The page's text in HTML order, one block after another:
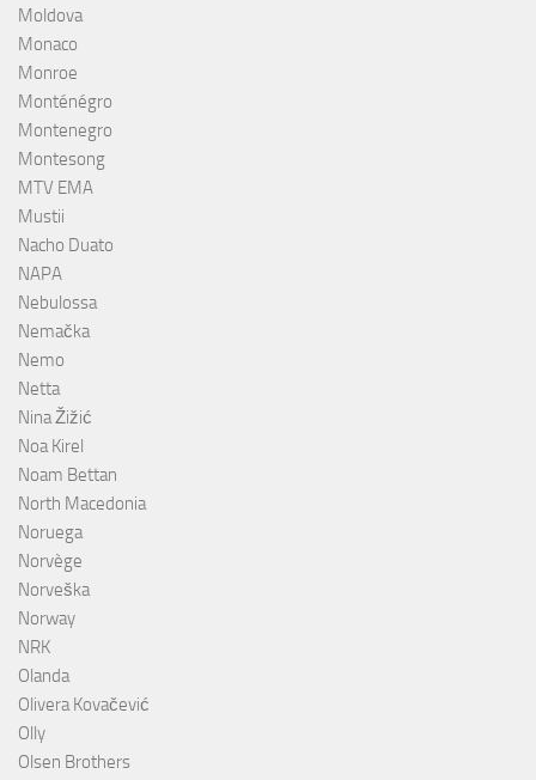
Moldova
Monaco
Monroe
Monténégro
Montenegro
Montesong
MTV EMA
Mustii
Nacho Duato
NAPA
Nebulossa
Nemačka
Nemo
Netta
Nina Žižić
Noa Kirel
Noam Bettan
North Macedonia
Noruega
Norvège
Norveška
Norway
NRK
Olanda
Olivera Kovačević
Olly
Olsen Brothers